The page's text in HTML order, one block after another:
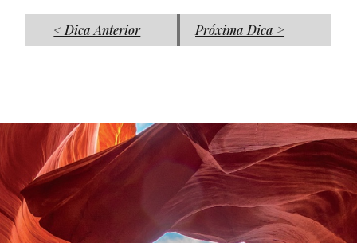
< Dica Anterior Próxima Dica >